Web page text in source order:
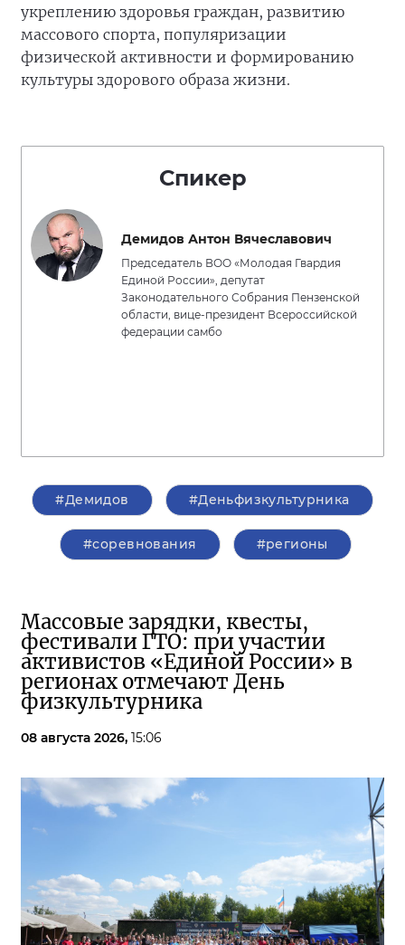
укреплению здоровья граждан, развитию
массового спорта, популяризации
физической активности и формированию
культуры здорового образа жизни.
Спикер
Демидов Антон Вячеславович
Председатель ВОО «Молодая Гвардия
Единой России», депутат
Законодательного Собрания Пензенской
области, вице-президент Всероссийской
федерации самбо
#Демидов #Деньфизкультурника
#соревнования #регионы
Массовые зарядки, квесты,
фестивали ГТО: при участии
активистов «Единой России» в
регионах отмечают День
физкультурника
08 августа 2026, 15:06